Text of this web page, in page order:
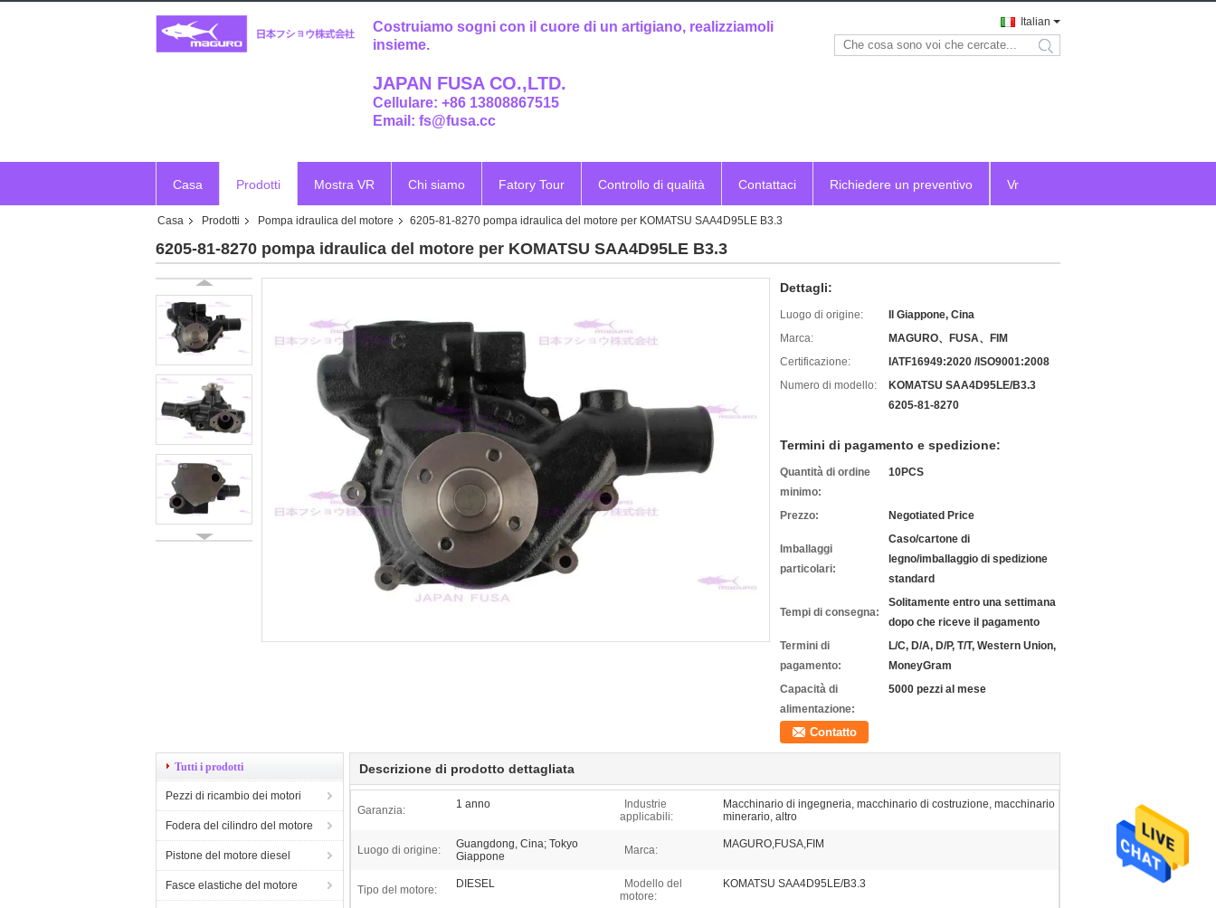
Costruiamo sogni con il cuore di un artigiano, realizziamoli
insieme.
JAPAN FUSA CO.,LTD.
Cellulare: +86 13808867515
Email: fs@fusa.cc
Italian
search
Casa Prodotti Mostra VR Chi siamo Fatory Tour Controllo di qualità Contattaci Richiedere un preventivo Vr
Casa Prodotti Pompa idraulica del motore 6205-81-8270 pompa idraulica del motore per KOMATSU SAA4D95LE B3.3
6205-81-8270 pompa idraulica del motore per KOMATSU SAA4D95LE B3.3
Dettagli:
Luogo di origine:
Il Giappone, Cina
Marca:
MAGURO、FUSA、FIM
Certificazione:
IATF16949:2020 /ISO9001:2008
Numero di modello:
KOMATSU SAA4D95LE/B3.3
6205-81-8270
Termini di pagamento e spedizione:
Quantità di ordine
minimo:
10PCS
Prezzo: Negotiated Price
Imballaggi
particolari:
Caso/cartone di
legno/imballaggio di spedizione
standard
Tempi di consegna:
Solitamente entro una settimana
dopo che riceve il pagamento
Termini di
pagamento:
L/C, D/A, D/P, T/T, Western Union,
MoneyGram
Capacità di
alimentazione:
5000 pezzi al mese
Contatto
Tutti i prodotti
Pezzi di ricambio dei motori
Fodera del cilindro del motore
Pistone del motore diesel
Fasce elastiche del motore
Descrizione di prodotto dettagliata
Garanzia: 1 anno
Industrie
applicabili:
Macchinario di ingegneria, macchinario di costruzione, macchinario
minerario, altro
Luogo di origine:
Guangdong, Cina; Tokyo
Giappone
Marca: MAGURO,FUSA,FIM
Tipo del motore: DIESEL
Modello del
motore:
KOMATSU SAA4D95LE/B3.3